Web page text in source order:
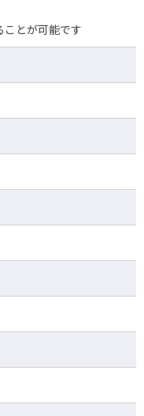
ことが可能です